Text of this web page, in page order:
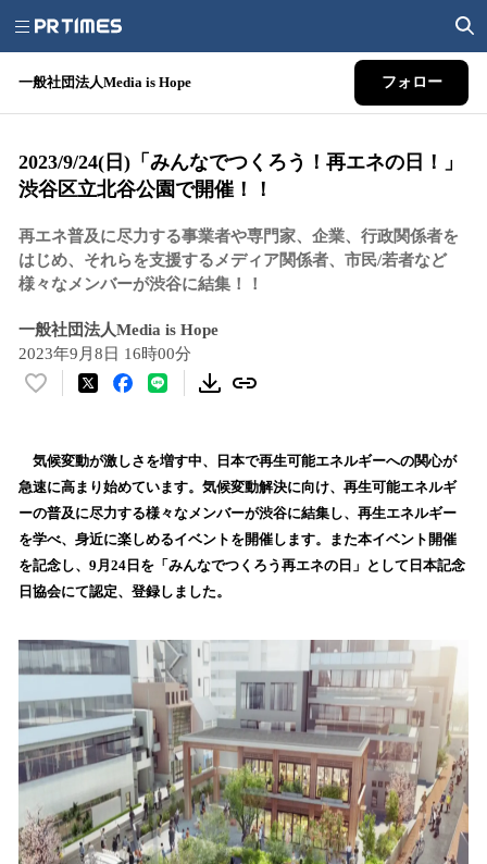
一般社団法人Media is Hope フォロー
2023/9/24(日)「みんなでつくろう！再エネの日！」
渋谷区立北谷公園で開催！！
再エネ普及に尽力する事業者や専門家、企業、行政関係者を
はじめ、それらを支援するメディア関係者、市民/若者など
様々なメンバーが渋谷に結集！！
一般社団法人Media is Hope
2023年9月8日 16時00分
い
！
数
を
読
み
込
み
で
す
気候変動が激しさを増す中、日本で再生可能エネルギーへの関心が
急速に高まり始めています。気候変動解決に向け、再生可能エネルギ
ーの普及に尽力する様々なメンバーが渋谷に結集し、再生エネルギー
を学べ、身近に楽しめるイベントを開催します。また本イベント開催
を記念し、9月24日を「みんなでつくろう再エネの日」として日本記念
日協会にて認定、登録しました。